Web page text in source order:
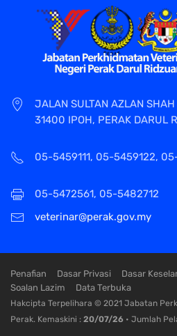
JALAN SULTAN AZLAN
31400 IPOH, PERAK DARUL
05-5459111, 05-5459122,
05-5472561, 05-5482712
veterinar@perak.gov.my
Penafian Dasar Privasi Dasar
Soalan Lazim
Data Terbuka
Hakcipta Terpelihara © 2021 Jabatan
Perak. Kemaskini : 20/07/26 • Jumlah